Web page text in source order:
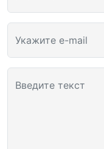
Укажите e-mail
Введите текст